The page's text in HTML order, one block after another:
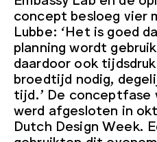
concept besloeg vier
Lubbe: ‘Het is goed
planning wordt
daardoor ook
broedtijd nodig,
tijd.’ De conceptfase
werd afgesloten in
Dutch Design Week.